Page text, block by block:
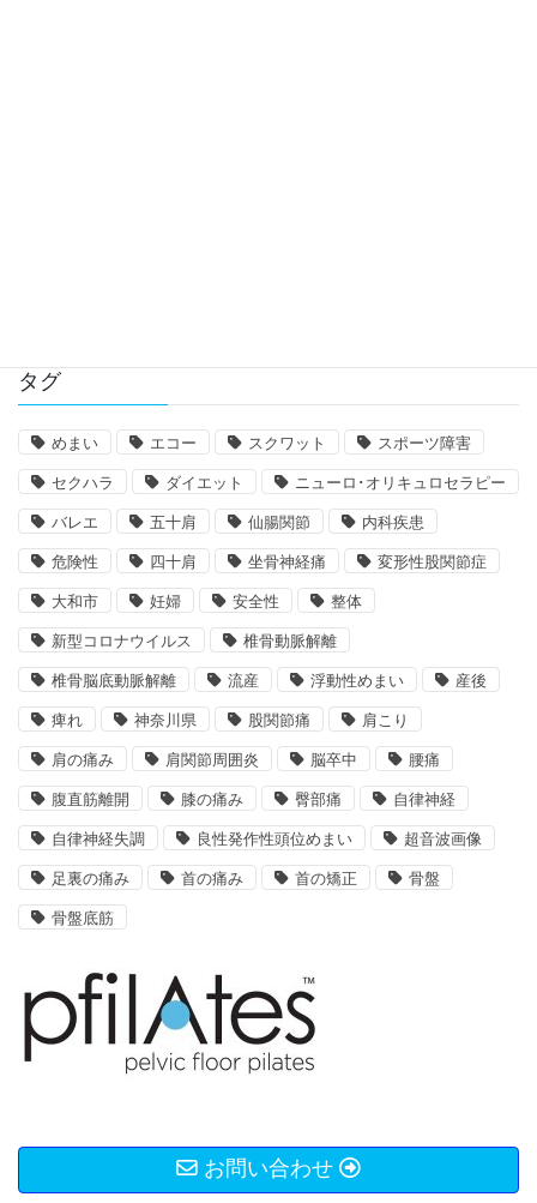
タグ
めまい エコー スクワット スポーツ障害
セクハラ ダイエット ニューロ･オリキュロセラピー
バレエ 五十肩 仙腸関節 内科疾患
危険性 四十肩 坐骨神経痛 変形性股関節症
大和市 妊婦 安全性 整体
新型コロナウイルス 椎骨動脈解離
椎骨脳底動脈解離 流産 浮動性めまい 産後
痺れ 神奈川県 股関節痛 肩こり
肩の痛み 肩関節周囲炎 脳卒中 腰痛
腹直筋離開 膝の痛み 臀部痛 自律神経
自律神経失調 良性発作性頭位めまい 超音波画像
足裏の痛み 首の痛み 首の矯正 骨盤
骨盤底筋
お問い合わせ